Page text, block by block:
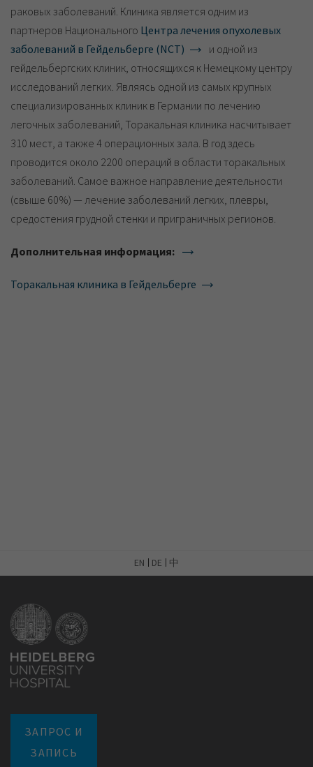
раковых заболеваний. Клиника является одним из
партнеров Национального Центра лечения опухолевых
заболеваний в Гейдельберге (NCT)
и одной из
гейдельбергских клиник, относящихся к Немецкому центру
исследований легких. Являясь одной из самых крупных
специализированных клиник в Германии по лечению
легочных заболеваний, Торакальная клиника насчитывает
310 мест, а также 4 операционных зала. В год здесь
проводится около 2200 операций в области торакальных
заболеваний. Самое важное направление деятельности
(свыше 60%) — лечение заболеваний легких, плевры,
средостения грудной стенки и приграничных регионов.
Дополнительная информация:
Торакальная клиника в Гейдельберге
EN DE 中
ЗАПРОС И
ЗАПИСЬ